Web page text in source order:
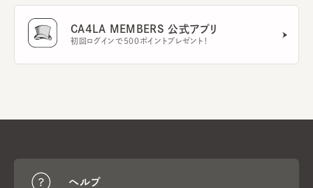
CA4LA MEMBERS 公式アプリ
初回ログインで500ポイントプレゼント！
ヘルプ